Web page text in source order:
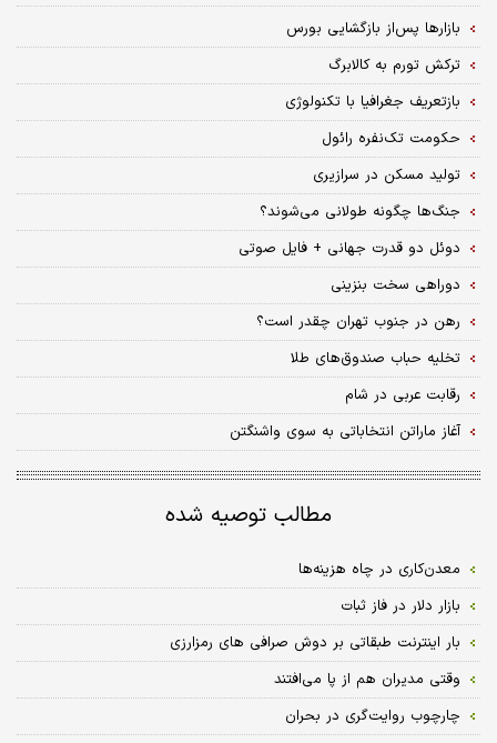
بازارها پس‌از بازگشایی بورس
ترکش تورم به کالابرگ
بازتعریف جغرافیا با تکنولوژی
حکومت تک‌نفره رائول
تولید مسکن در سرازیری
جنگ‌ها چگونه طولانی می‌شوند؟
دوئل دو قدرت جهانی + فایل صوتی
دوراهی سخت بنزینی
رهن در جنوب تهران چقدر است؟
تخلیه حباب صندوق‌های طلا
رقابت عربی در شام
آغاز ماراتن انتخاباتی به سوی واشنگتن
مطالب توصیه شده
معدن‌کاری در چاه هزینه‌ها
بازار دلار در فاز ثبات
بار اینترنت طبقاتی بر دوش صرافی های رمزارزی
وقتی مدیران هم از پا می‌افتند
چارچوب‌ روایت‌گری در بحران